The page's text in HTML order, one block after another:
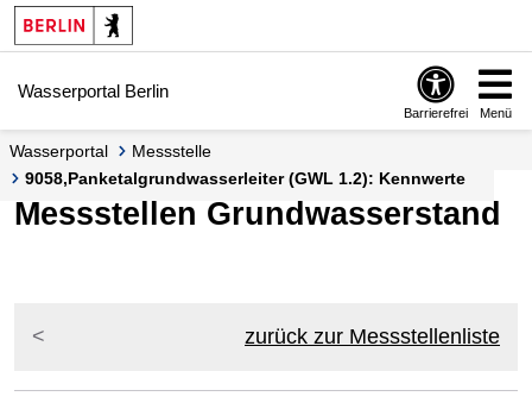
Springe zur Navigation
Springe zum Inhalt
Wasserportal Berlin
Barrierefrei Menü
Wasserportal
Messstelle
9058,Panketalgrundwasserleiter (GWL 1.2): Kennwerte
Messstellen Grundwasserstand
zurück zur Messstellenliste